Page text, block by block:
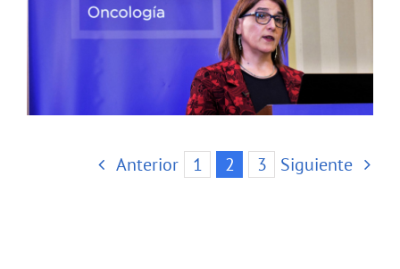
Anterior 1 2 3 Siguiente